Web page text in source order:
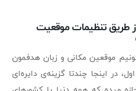
طریق تنظیمات موقعیت
موقعین مکانی و زبان هدفمون
در اینجا چندتا گزینه‌ی دایره‌ای